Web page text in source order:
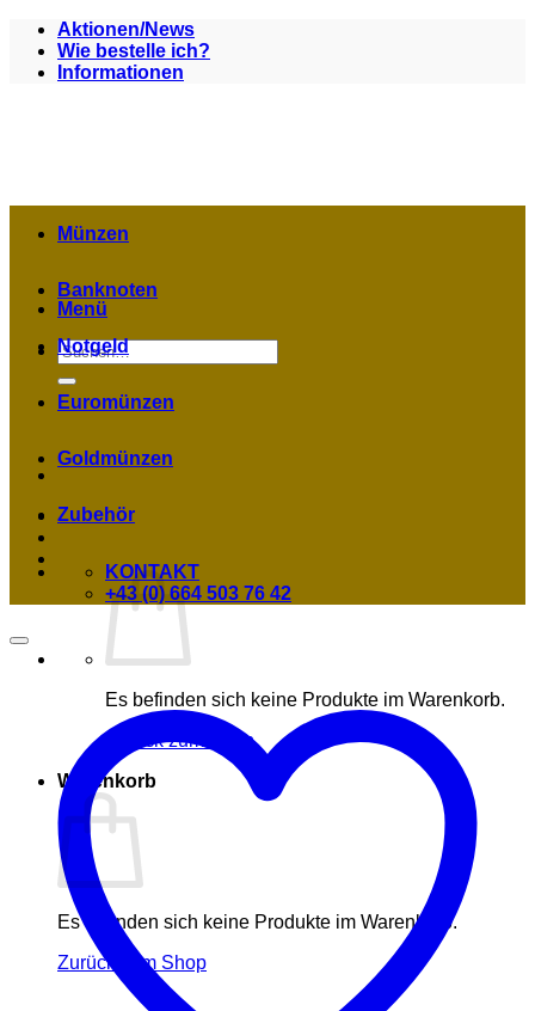
Zum
Inhalt
springen
Aktionen/News
Wie bestelle ich?
Informationen
Menü
Suchen
nach:
Es befinden sich keine Produkte im Warenkorb.
Zurück zum Shop
Warenkorb
Es befinden sich keine Produkte im Warenkorb.
Zurück zum Shop
Münzen
Banknoten
Notgeld
Euromünzen
Goldmünzen
Zubehör
KONTAKT
+43 (0) 664 503 76 42